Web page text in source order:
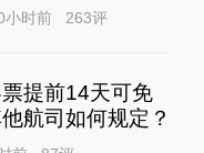
小时前 263评
提前14天可免
航司如何规定？